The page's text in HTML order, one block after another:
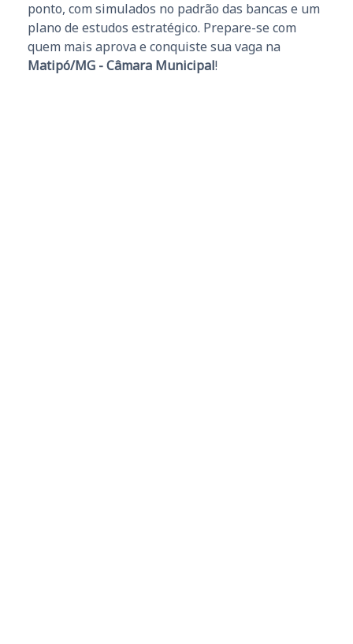
ponto, com simulados no padrão das bancas e um
plano de estudos estratégico. Prepare-se com
quem mais aprova e conquiste sua vaga na
Matipó/MG - Câmara Municipal!